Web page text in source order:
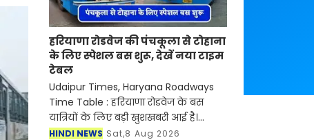
हरियाणा रोडवेज की पंचकूला से टोहाना
के लिए स्पेशल बस शुरू, देखें नया टाइम
टेबल
Udaipur Times, Haryana Roadways
Time Table : हरियाणा रोडवेज के बस
यात्रियों के लिए बड़ी खुशखबरी आई है।
रोडवेज की पंचकूला से टोहाना समेत इन
HINDI NEWS Sat,8 Aug 2026